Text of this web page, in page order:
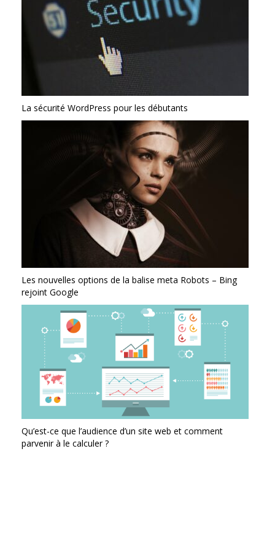
La sécurité WordPress pour les débutants
Les nouvelles options de la balise meta Robots – Bing
rejoint Google
Qu’est-ce que l’audience d’un site web et comment
parvenir à le calculer ?